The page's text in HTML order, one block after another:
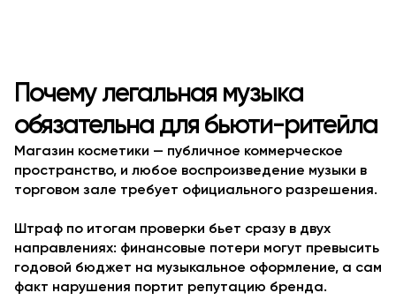
Почему легальная музыка
обязательна для бьюти-ритейла
Магазин косметики — публичное коммерческое
пространство, и любое воспроизведение музыки в
торговом зале требует официального разрешения.
Штраф по итогам проверки бьет сразу в двух
направлениях: финансовые потери могут превысить
годовой бюджет на музыкальное оформление, а сам
факт нарушения портит репутацию бренда.